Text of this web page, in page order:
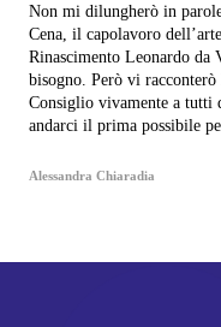
Non mi dilungherò in
Cena, il capolavoro
Rinascimento Leonardo da
bisogno. Però vi racconterò
Consiglio vivamente a tutti
andarci il prima possibile
Alessandra Chiaradia